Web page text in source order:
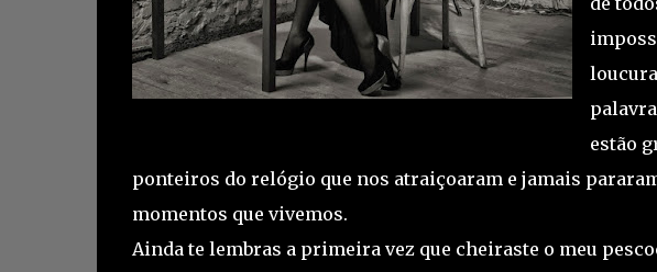
estão
ponteiros do relógio que nos atraiçoaram e jamais
momentos que vivemos.
Ainda te lembras a primeira vez que cheiraste o meu